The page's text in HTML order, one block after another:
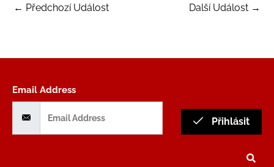
← Předchozí Událost Další Událost →
Email Address
Přihlásit